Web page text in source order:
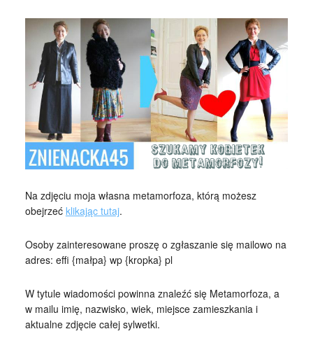
Na zdjęciu moja własna metamorfoza, którą możesz
obejrzeć klikając tutaj.
Osoby zainteresowane proszę o zgłaszanie się mailowo na
adres: effi {małpa} wp {kropka} pl
W tytule wiadomości powinna znaleźć się Metamorfoza, a
w mailu imię, nazwisko, wiek, miejsce zamieszkania i
aktualne zdjęcie całej sylwetki.